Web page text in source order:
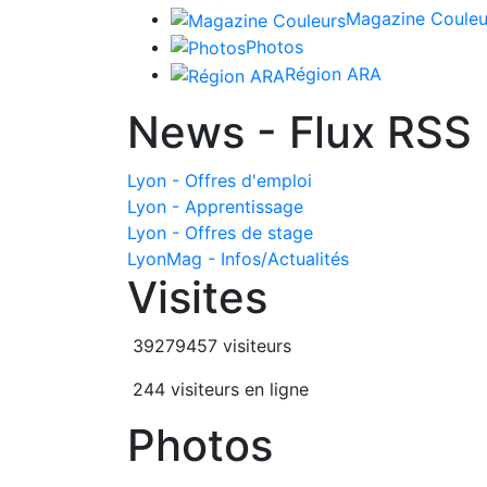
Magazine
Photos
Région ARA
News - Flux RSS
Lyon - Offres d'emploi
Lyon - Apprentissage
Lyon - Offres de stage
LyonMag - Infos/Actualités
Visites
39279457 visiteurs
244 visiteurs en ligne
Photos